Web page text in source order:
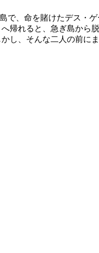
で、命を賭けたデス・
帰れると、急ぎ島から
し、そんな二人の前に